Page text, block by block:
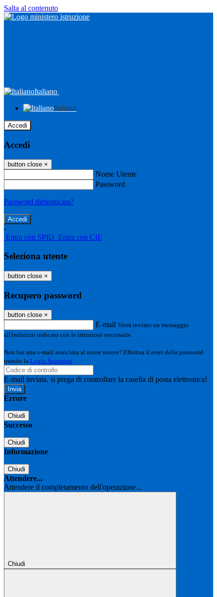
Salta al contenuto
Italiano
Italiano
Accedi
Accedi
button close ×
Nome Utente
Password
Password dimenticata?
-
Entra con SPID Entra con CIE
Seleziona utente
button close ×
Recupero password
button close ×
E-mail Verrà inviato un messaggio
all'indirizzo indicato con le istruzioni necessarie.
Non hai una e-mail associata al nome utente? Effettua il reset della password
tramite la Login Spaggiari
E-mail inviata, si prega di controllare la casella di posta elettronica!
Errore
Chiudi
Successo
Chiudi
Informazione
Chiudi
Attendere...
Attendere il completamento dell'operazione...
Chiudi